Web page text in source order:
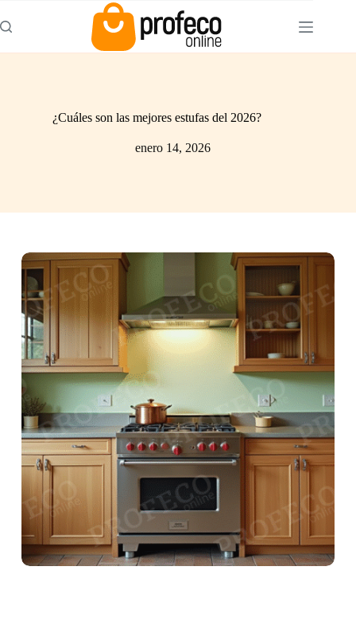
¿Cuáles son las mejores estufas del 2026?
enero 14, 2026